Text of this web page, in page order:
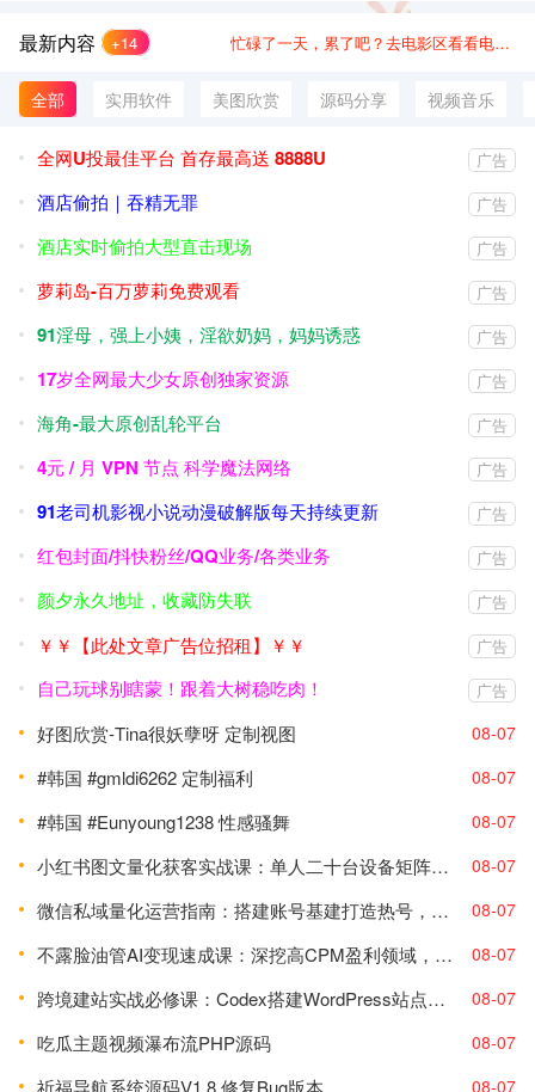
最新内容 +14 忙碌了一天，累了吧？去电影区看看电影，放松下吧！
全部 实用软件 美图欣赏 源码分享 视频音乐
全网U投最佳平台 首存最高送 8888U 广告
酒店偷拍｜吞精无罪 广告
酒店实时偷拍大型直击现场 广告
萝莉岛-百万萝莉免费观看 广告
91淫母，强上小姨，淫欲奶妈，妈妈诱惑 广告
17岁全网最大少女原创独家资源 广告
海角-最大原创乱轮平台 广告
4元 / 月 VPN 节点 科学魔法网络 广告
91老司机影视小说动漫破解版每天持续更新 广告
红包封面/抖快粉丝/QQ业务/各类业务 广告
颜夕永久地址，收藏防失联 广告
￥￥【此处文章广告位招租】￥￥ 广告
自己玩球别瞎蒙！跟着大树稳吃肉！ 广告
好图欣赏-Tina很妖孽呀 定制视图 08-07
#韩国 #gmldi6262 定制福利 08-07
#韩国 #Eunyoung1238 性感骚舞 08-07
小红书图文量化获客实战课：单人二十台设备矩阵搭建，标准化流程高效批量引流获客 08-07
微信私域量化运营指南：搭建账号基建打造热号，脱敏风控规避运营各类高危风险 08-07
不露脸油管AI变现速成课：深挖高CPM盈利领域，零出镜打造YouTube稳定收益账号 08-07
跨境建站实战必修课：Codex搭建WordPress站点，关键词外链打造谷歌流量阵地 08-07
吃瓜主题视频瀑布流PHP源码 08-07
祈福导航系统源码V1.8 修复Bug版本 08-07